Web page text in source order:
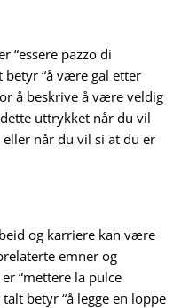
“essere pazzo di
betyr “å være gal etter
å beskrive å være veldig
uttrykket når du vil
når du vil si at du er
og karriere kan være
emner og
“mettere la pulce
betyr “å legge en loppe